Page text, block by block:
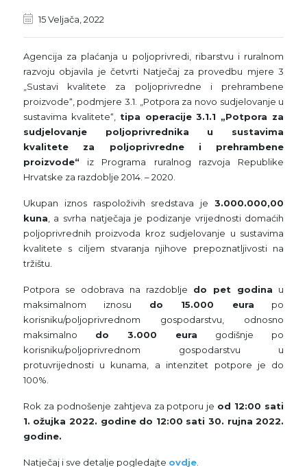
15 Veljača, 2022
Agencija za plaćanja u poljoprivredi, ribarstvu i ruralnom
razvoju objavila je četvrti Natječaj za provedbu mjere 3
„Sustavi kvalitete za poljoprivredne i prehrambene
proizvode“, podmjere 3.1. „Potpora za novo sudjelovanje u
sustavima kvalitete“, tipa operacije 3.1.1 „Potpora za
sudjelovanje poljoprivrednika u sustavima
kvalitete za poljoprivredne i prehrambene
proizvode“ iz Programa ruralnog razvoja Republike
Hrvatske za razdoblje 2014. – 2020.
Ukupan iznos raspoloživih sredstava je3.000.000,00
kuna , a svrha natječaja je podizanje vrijednosti domaćih
poljoprivrednih proizvoda kroz sudjelovanje u sustavima
kvalitete s ciljem stvaranja njihove prepoznatljivosti na
tržištu.
Potpora se odobrava na razdoblje do pet godina u
maksimalnom iznosu do 15.000 eura po
korisniku/poljoprivrednom gospodarstvu, odnosno
maksimalno do 3.000 eura godišnje po
korisniku/poljoprivrednom gospodarstvu u
protuvrijednosti u kunama, a intenzitet potpore je do
100%.
Rok za podnošenje zahtjeva za potporu je od 12:00 sati
1. ožujka 2022. godine do 12:00 sati 30. rujna 2022.
godine.
Natječaj i sve detalje pogledajte ovdje.